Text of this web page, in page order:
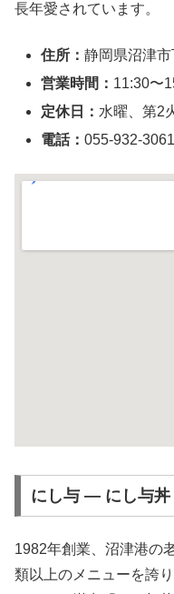
長年愛されています。
住所：静岡県沼津
営業時間： 11:30〜
定休日： 水曜、第2
電話：055-932-3061
にし与 ― にし与丼
1982年創業、沼津港の
類以上のメニューを誇